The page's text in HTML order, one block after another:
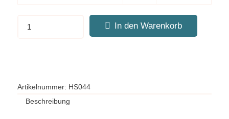
In den Warenkorb
Artikelnummer: HS044
Beschreibung